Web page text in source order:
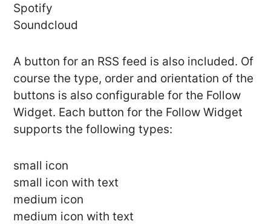
Spotify
Soundcloud
A button for an RSS feed is also included. Of
course the type, order and orientation of the
buttons is also configurable for the Follow
Widget. Each button for the Follow Widget
supports the following types:
small icon
small icon with text
medium icon
medium icon with text